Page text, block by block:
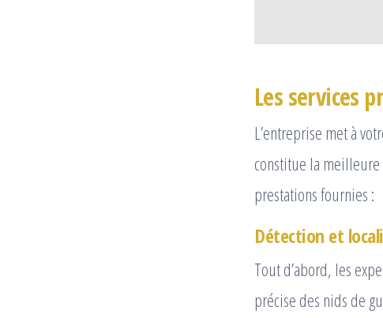
Les services
L’entreprise met à
constitue la
prestations fournies :
Détection et
Tout d’abord, les
précise des nids de